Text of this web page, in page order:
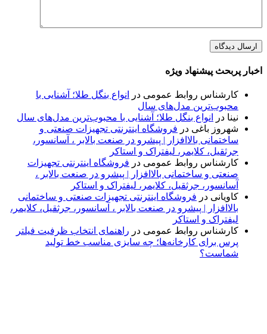
اخبار پربحث پیشنهاد ویژه
کارشناس روابط عمومی در
انواع بنگل طلا؛ آشنایی با
محبوب‌ترین مدل‌های سال
نینا در
انواع بنگل طلا؛ آشنایی با محبوب‌ترین مدل‌های سال
شهروز باغی در فروشگاه اینترنتی تجهیزات صنعتی و
ساختمانی بالاافزار | پیشرو در صنعت بالابر ، آسانسور،
جرثقیل، کلایمر، لیفتراک و استاکر
کارشناس روابط عمومی در فروشگاه اینترنتی تجهیزات
صنعتی و ساختمانی بالاافزار | پیشرو در صنعت بالابر ،
آسانسور، جرثقیل، کلایمر، لیفتراک و استاکر
کاویانی در فروشگاه اینترنتی تجهیزات صنعتی و ساختمانی
بالاافزار | پیشرو در صنعت بالابر ، آسانسور، جرثقیل، کلایمر،
لیفتراک و استاکر
کارشناس روابط عمومی در راهنمای انتخاب ظرفیت فیلتر
پرس برای کارخانه‌ها؛ چه سایزی مناسب خط تولید
شماست؟